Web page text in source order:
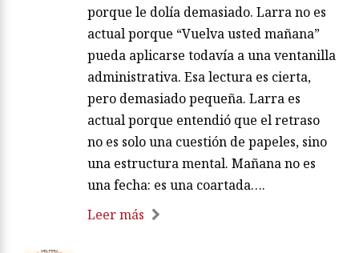
porque le dolía demasiado. Larra no es
actual porque “Vuelva usted mañana”
pueda aplicarse todavía a una ventanilla
administrativa. Esa lectura es cierta,
pero demasiado pequeña. Larra es
actual porque entendió que el retraso
no es solo una cuestión de papeles, sino
una estructura mental. Mañana no es
una fecha: es una coartada….
Leer más